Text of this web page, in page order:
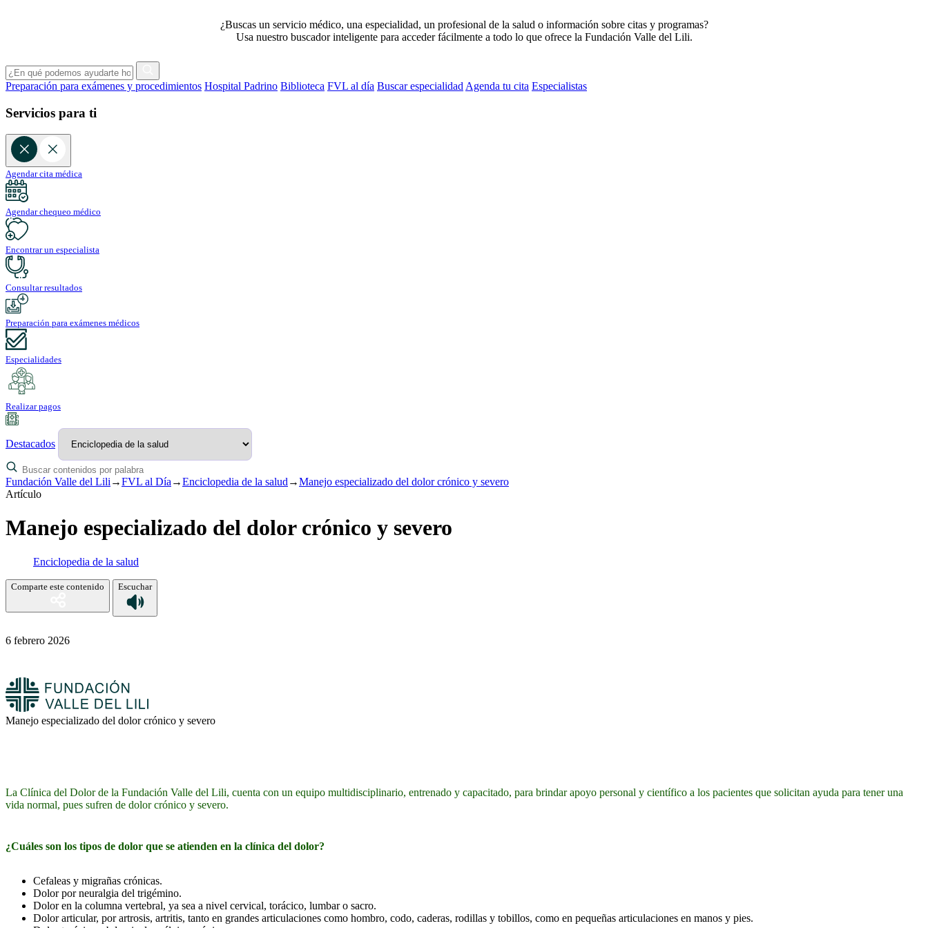
¿Buscas un servicio médico, una especialidad, un profesional de la salud o información sobre citas y programas?
Usa nuestro buscador inteligente para acceder fácilmente a todo lo que ofrece la Fundación Valle del Lili.
Preparación para exámenes y procedimientos Hospital Padrino Biblioteca FVL al día Buscar especialidad Agenda tu cita Especialistas
Servicios para ti
Agendar cita médica
Agendar chequeo médico
Encontrar un especialista
Consultar resultados
Preparación para exámenes médicos
Especialidades
Realizar pagos
Destacados
Fundación Valle del Lili →FVL al Día →Enciclopedia de la salud →Manejo especializado del dolor crónico y severo
Artículo
Manejo especializado del dolor crónico y severo
Enciclopedia de la salud
Comparte este contenido Escuchar
6 febrero 2026
Manejo especializado del dolor crónico y severo
La Clínica del Dolor de la Fundación Valle del Lili, cuenta con un equipo multidisciplinario, entrenado y capacitado, para brindar apoyo personal y científico a los pacientes que solicitan ayuda para tener una
vida normal, pues sufren de dolor crónico y severo.
¿Cuáles son los tipos de dolor que se atienden en la clínica del dolor?
Cefaleas y migrañas crónicas.
Dolor por neuralgia del trigémino.
Dolor en la columna vertebral, ya sea a nivel cervical, torácico, lumbar o sacro.
Dolor articular, por artrosis, artritis, tanto en grandes articulaciones como hombro, codo, caderas, rodillas y tobillos, como en pequeñas articulaciones en manos y pies.